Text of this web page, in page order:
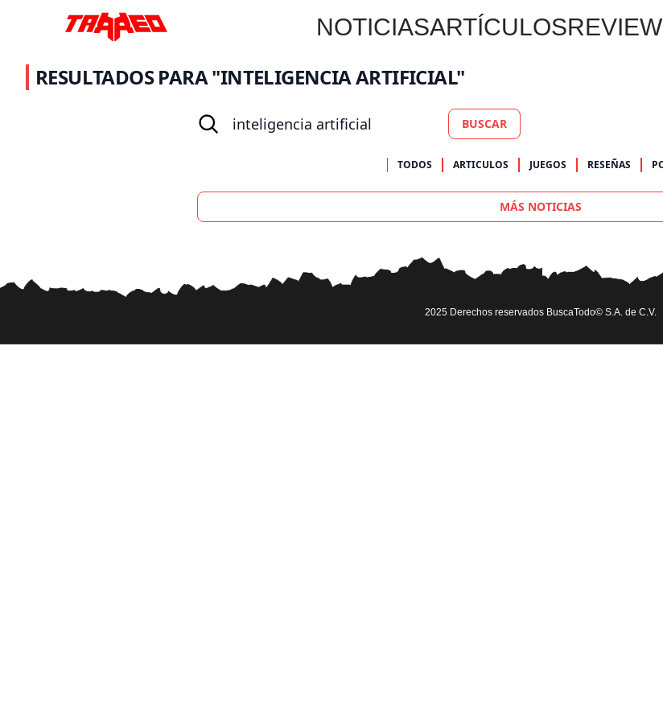
NOTICIASARTÍCULOS
RESULTADOS PARA "INTELIGENCIA ARTIFICIAL"
BUSCAR
TODOS ARTICULOS JUEGOS RESEÑAS
MÁS NOTICIAS
2025 Derechos reservados BuscaTodo© S.A. de C.V.